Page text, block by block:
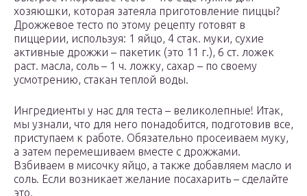
хозяюшки, которая затеяла приготовление пиццы?
Дрожжевое тесто по этому рецепту готовят в
пиццерии, используя: 1 яйцо, 4 стак. муки, сухие
активные дрожжи – пакетик (это 11 г.), 6 ст. ложек
раст. масла, соль – 1 ч. ложку, сахар – по своему
усмотрению, стакан теплой воды.
Ингредиенты у нас для теста – великолепные! Итак,
мы узнали, что для него понадобится, подготовив все,
приступаем к работе. Обязательно просеиваем муку,
а затем перемешиваем вместе с дрожжами.
Взбиваем в мисочку яйцо, а также добавляем масло и
соль. Если возникает желание посахарить – сделайте
это.